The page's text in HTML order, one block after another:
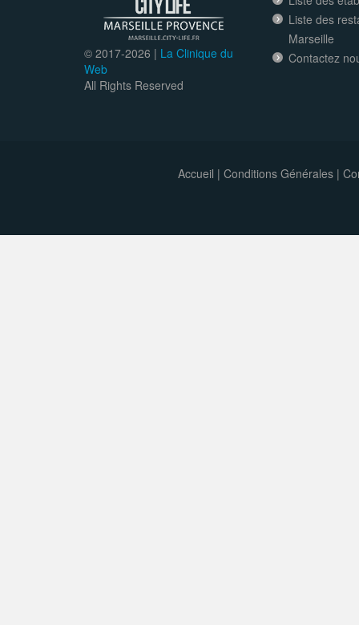
© 2017-2026 | La Clinique du
Web
All Rights Reserved
Liste des
Marseille
Contactez
Accueil | Conditions Générales|